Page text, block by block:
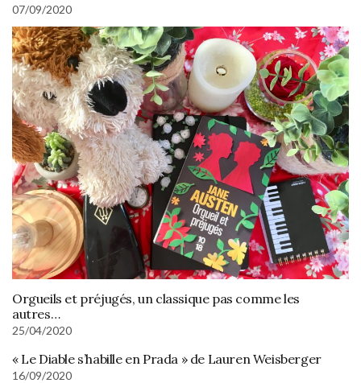
07/09/2020
Orgueils et préjugés, un classique pas comme les
autres…
25/04/2020
« Le Diable s’habille en Prada » de Lauren Weisberger
16/09/2020